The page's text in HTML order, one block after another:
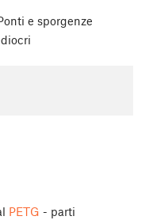
e sporgenze
PETG - parti